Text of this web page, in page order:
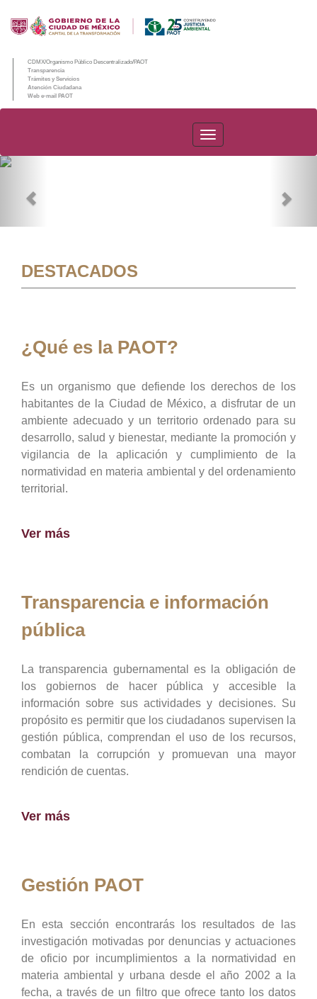
CDMX/Organismo Público Descentralizado/PAOT
Transparencia
Trámites y Servicios
Atención Ciudadana
Web e-mail PAOT
PAOT
DESTACADOS
¿Qué es la PAOT?
Es un organismo que defiende los derechos de los
habitantes de la Ciudad de México, a disfrutar de un
ambiente adecuado y un territorio ordenado para su
desarrollo, salud y bienestar, mediante la promoción y
vigilancia de la aplicación y cumplimiento de la
normatividad en materia ambiental y del ordenamiento
territorial.
Ver más
Transparencia e información
pública
La transparencia gubernamental es la obligación de
los gobiernos de hacer pública y accesible la
información sobre sus actividades y decisiones. Su
propósito es permitir que los ciudadanos supervisen la
gestión pública, comprendan el uso de los recursos,
combatan la corrupción y promuevan una mayor
rendición de cuentas.
Ver más
Gestión PAOT
En esta sección encontrarás los resultados de las
investigación motivadas por denuncias y actuaciones
de oficio por incumplimientos a la normatividad en
materia ambiental y urbana desde el año 2002 a la
fecha, a través de un filtro que ofrece tanto los datos